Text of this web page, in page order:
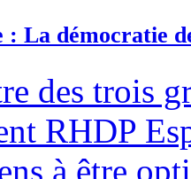
La démocratie